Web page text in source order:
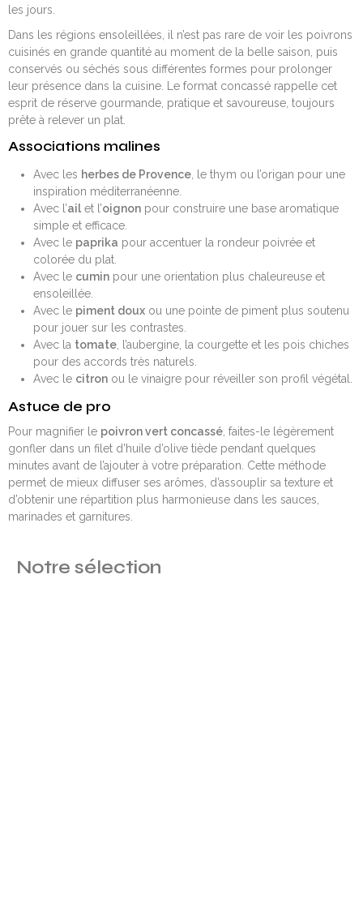
les jours.
Dans les régions ensoleillées, il n’est pas rare de voir les poivrons
cuisinés en grande quantité au moment de la belle saison, puis
conservés ou séchés sous différentes formes pour prolonger
leur présence dans la cuisine. Le format concassé rappelle cet
esprit de réserve gourmande, pratique et savoureuse, toujours
prête à relever un plat.
Associations malines
Avec les herbes de Provence, le thym ou l’origan pour une
inspiration méditerranéenne.
Avec l’ailet l’oignonpour construire une base aromatique
simple et efficace.
Avec le paprika pour accentuer la rondeur poivrée et
colorée du plat.
Avec le cuminpour une orientation plus chaleureuse et
ensoleillée.
Avec le piment douxou une pointe de piment plus soutenu
pour jouer sur les contrastes.
Avec la tomate, l’aubergine, la courgette et les pois chiches
pour des accords très naturels.
Avec le citronou le vinaigre pour réveiller son profil végétal.
Astuce de pro
Pour magnifier le poivron vert concassé , faites-le légèrement
gonfler dans un filet d’huile d’olive tiède pendant quelques
minutes avant de l’ajouter à votre préparation. Cette méthode
permet de mieux diffuser ses arômes, d’assouplir sa texture et
d’obtenir une répartition plus harmonieuse dans les sauces,
marinades et garnitures.
Notre sélection